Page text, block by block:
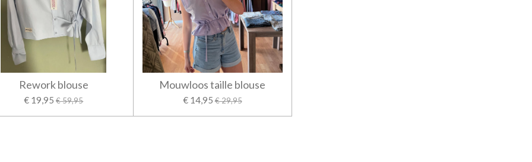
Rework blouse
€ 19,95 € 59,95
Mouwloos taille blouse
€ 14,95 € 29,95